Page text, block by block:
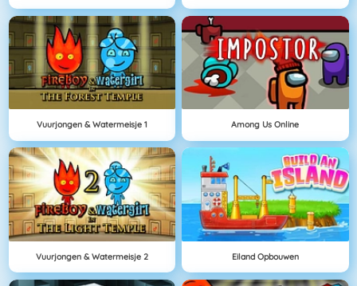
Vuurjongen & Watermeisje 1 Among Us Online
Vuurjongen & Watermeisje 2 Eiland Opbouwen